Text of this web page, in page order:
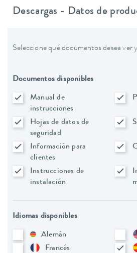
Descargas - Datos de
Seleccione qué documentos desea ver
Documentos disponibles
Manual de
instrucciones
Hojas de datos de
seguridad
Información para
clientes
Instrucciones de
instalación
Idiomas disponibles
Alemán
Francés